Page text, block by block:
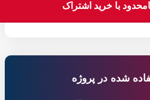
با خرید اشتراک
شده در پروژه